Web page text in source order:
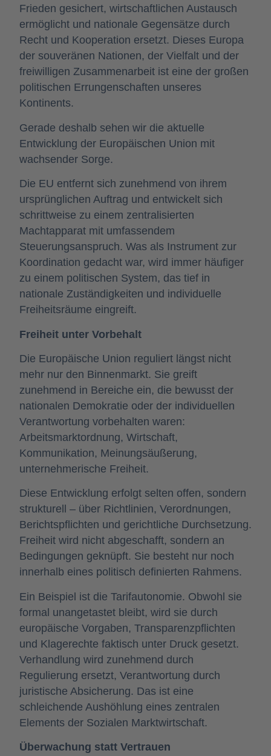
Frieden gesichert, wirtschaftlichen Austausch
ermöglicht und nationale Gegensätze durch
Recht und Kooperation ersetzt. Dieses Europa
der souveränen Nationen, der Vielfalt und der
freiwilligen Zusammenarbeit ist eine der großen
politischen Errungenschaften unseres
Kontinents.
Gerade deshalb sehen wir die aktuelle
Entwicklung der Europäischen Union mit
wachsender Sorge.
Die EU entfernt sich zunehmend von ihrem
ursprünglichen Auftrag und entwickelt sich
schrittweise zu einem zentralisierten
Machtapparat mit umfassendem
Steuerungsanspruch. Was als Instrument zur
Koordination gedacht war, wird immer häufiger
zu einem politischen System, das tief in
nationale Zuständigkeiten und individuelle
Freiheitsräume eingreift.
Freiheit unter Vorbehalt
Die Europäische Union reguliert längst nicht
mehr nur den Binnenmarkt. Sie greift
zunehmend in Bereiche ein, die bewusst der
nationalen Demokratie oder der individuellen
Verantwortung vorbehalten waren:
Arbeitsmarktordnung, Wirtschaft,
Kommunikation, Meinungsäußerung,
unternehmerische Freiheit.
Diese Entwicklung erfolgt selten offen, sondern
strukturell – über Richtlinien, Verordnungen,
Berichtspflichten und gerichtliche Durchsetzung.
Freiheit wird nicht abgeschafft, sondern an
Bedingungen geknüpft. Sie besteht nur noch
innerhalb eines politisch definierten Rahmens.
Ein Beispiel ist die Tarifautonomie. Obwohl sie
formal unangetastet bleibt, wird sie durch
europäische Vorgaben, Transparenzpflichten
und Klagerechte faktisch unter Druck gesetzt.
Verhandlung wird zunehmend durch
Regulierung ersetzt, Verantwortung durch
juristische Absicherung. Das ist eine
schleichende Aushöhlung eines zentralen
Elements der Sozialen Marktwirtschaft.
Überwachung statt Vertrauen